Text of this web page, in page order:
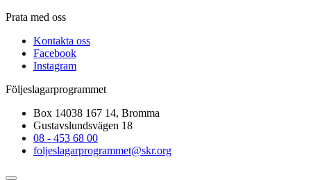
Prata med oss
Kontakta oss
Facebook
Instagram
Följeslagarprogrammet
Box 14038 167 14, Bromma
Gustavslundsvägen 18
08 - 453 68 00
foljeslagarprogrammet@skr.org